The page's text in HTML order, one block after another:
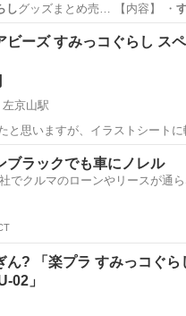
し グッズまとめ売… 【内容】 ・
×1 ・すみっコぐらしぬいぐる
ぬいぐるみ … イズ×1 ・すみっコぐ
駅 おもちゃ
ビーズ すみっコぐらし ス
京山駅
と思いますが、イラストシートに
ビーズの残量は画像にてご確認く
直接...
左京山駅 おもちゃ
ブラックでも車にノレル
でクルマのローンやリースが通ら
ん? 「楽プラ すみっコぐら
02」